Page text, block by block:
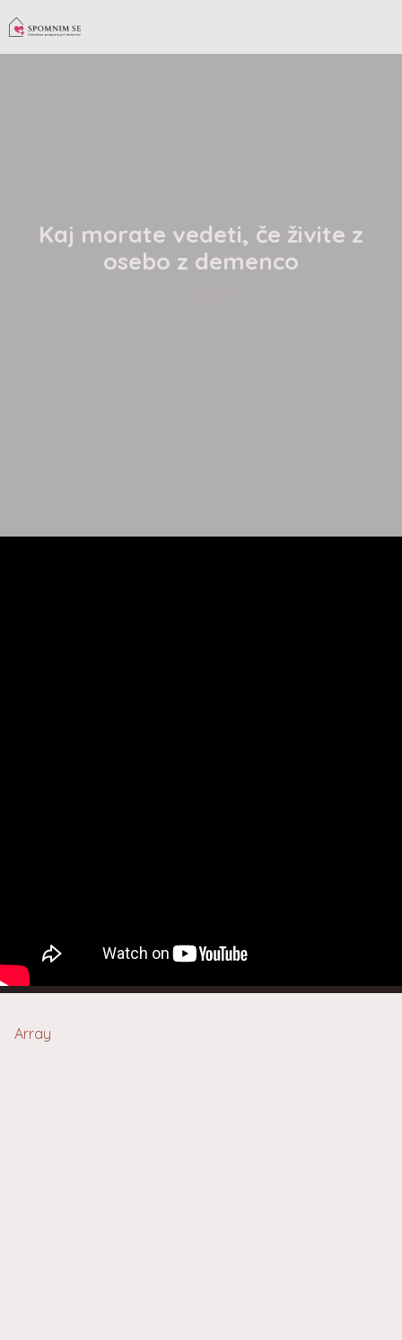
Kaj morate vedeti, če živite z
osebo z demenco
Array